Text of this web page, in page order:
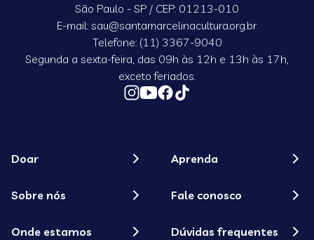
São Paulo - SP / CEP: 01213-010
E-mail: sau@santamarcelinacultura.org.br
Telefone: (11) 3367-9040
Segunda a sexta-feira, das 09h às 12h e 13h às 17h,
exceto feriados.
Doar
Sobre nós
Onde estamos
Aprenda
Fale conosco
Dúvidas frequentes